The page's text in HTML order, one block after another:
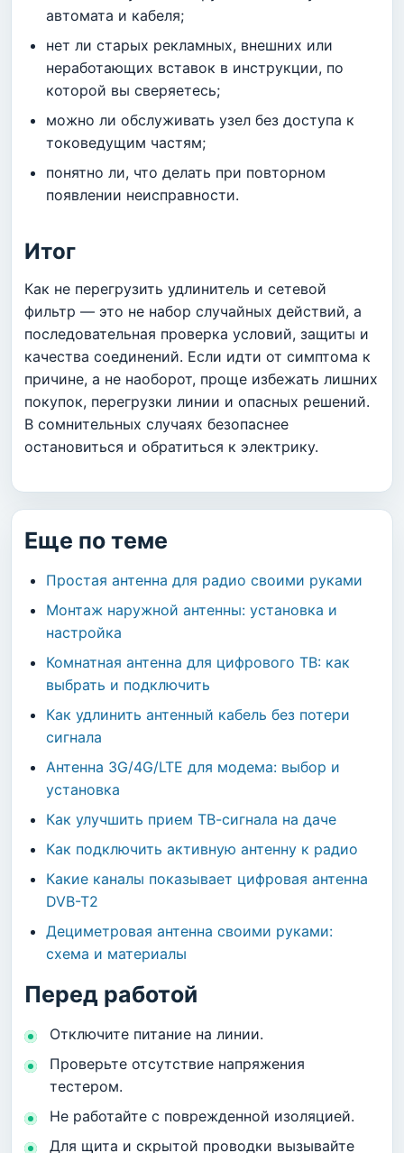
автомата и кабеля;
нет ли старых рекламных, внешних или
неработающих вставок в инструкции, по
которой вы сверяетесь;
можно ли обслуживать узел без доступа к
токоведущим частям;
понятно ли, что делать при повторном
появлении неисправности.
Итог
Как не перегрузить удлинитель и сетевой
фильтр — это не набор случайных действий, а
последовательная проверка условий, защиты и
качества соединений. Если идти от симптома к
причине, а не наоборот, проще избежать лишних
покупок, перегрузки линии и опасных решений.
В сомнительных случаях безопаснее
остановиться и обратиться к электрику.
Еще по теме
Простая антенна для радио своими руками
Монтаж наружной антенны: установка и
настройка
Комнатная антенна для цифрового ТВ: как
выбрать и подключить
Как удлинить антенный кабель без потери
сигнала
Антенна 3G/4G/LTE для модема: выбор и
установка
Как улучшить прием ТВ-сигнала на даче
Как подключить активную антенну к радио
Какие каналы показывает цифровая антенна
DVB-T2
Дециметровая антенна своими руками:
схема и материалы
Перед работой
Отключите питание на линии.
Проверьте отсутствие напряжения
тестером.
Не работайте с поврежденной изоляцией.
Для щита и скрытой проводки вызывайте